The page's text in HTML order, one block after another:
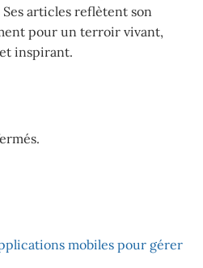
Ses articles reflètent son
pour un terroir vivant,
inspirant.
mobiles pour gérer